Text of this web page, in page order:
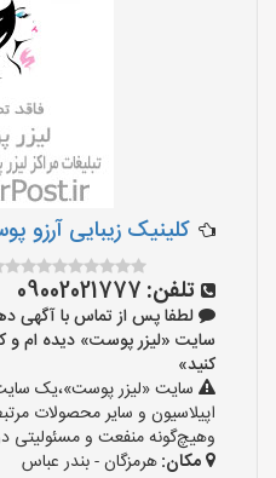
کلینیک زیبایی آرزو
تلفن: 09002021777
لطفا پس از تماس با آگهی
کنید»
سایت «لیزر پوست»،یک
اپیلاسیون و سایر محصولات
وهیچ‌گونه منفعت و مسئولیتی
مکان:هرمزگان - بندر عباس